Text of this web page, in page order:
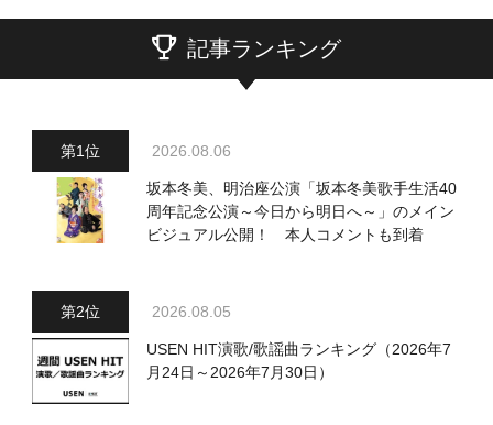
記事ランキング
2026.08.06
坂本冬美、明治座公演「坂本冬美歌手生活40
周年記念公演～今日から明日へ～」のメイン
ビジュアル公開！ 本人コメントも到着
2026.08.05
USEN HIT演歌/歌謡曲ランキング（2026年7
月24日～2026年7月30日）